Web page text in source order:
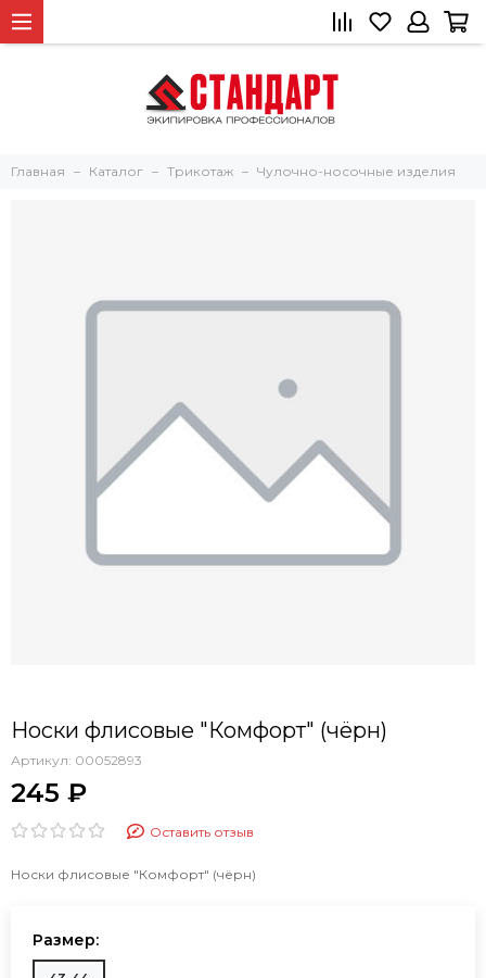
Главная Каталог Трикотаж Чулочно-носочные изделия
Носки флисовые "Комфорт" (чёрн)
Артикул: 00052893
245 ₽
Оставить отзыв
Носки флисовые "Комфорт" (чёрн)
Размер: